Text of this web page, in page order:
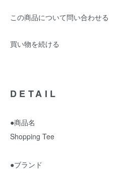
この商品について問い合わせる
買い物を続ける
DETAIL
●商品名
Shopping Tee
●ブランド